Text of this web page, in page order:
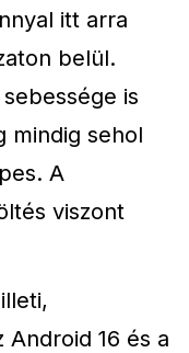
itt arra
belül.
is
mindig sehol
A
viszont
16 és a